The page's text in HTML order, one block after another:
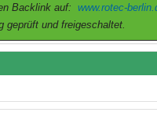
Backlink auf: www.rotec-
geprüft und freigeschaltet.